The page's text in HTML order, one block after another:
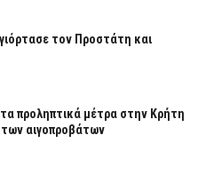
τον Προστάτη και
προληπτικά μέτρα στην Κρήτη
των αιγοπροβάτων